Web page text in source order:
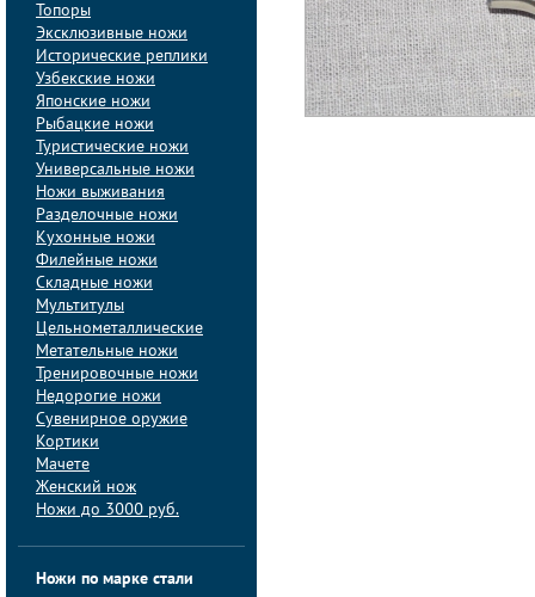
Топоры
Эксклюзивные ножи
Исторические реплики
Узбекские ножи
Японские ножи
Рыбацкие ножи
Туристические ножи
Универсальные ножи
Ножи выживания
Разделочные ножи
Кухонные ножи
Филейные ножи
Складные ножи
Мультитулы
Цельнометаллические
Метательные ножи
Тренировочные ножи
Недорогие ножи
Сувенирное оружие
Кортики
Мачете
Женский нож
Ножи до 3000 руб.
Ножи по марке стали